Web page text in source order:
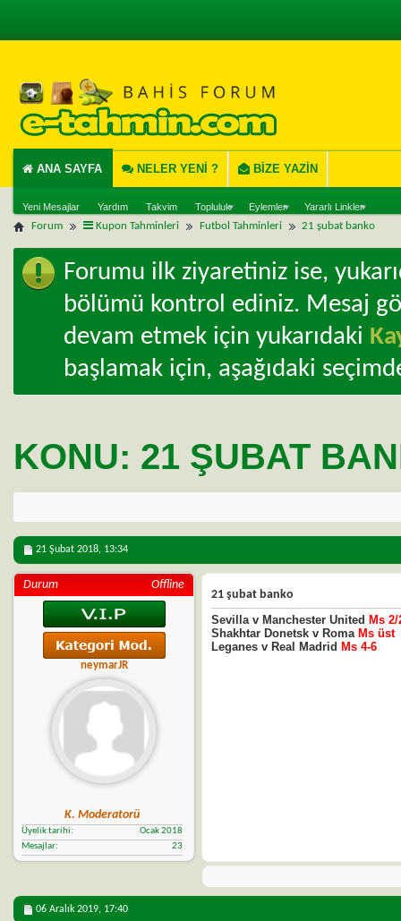
ANA SAYFA
Yeni Mesajlar Yardım Takvim Topluluk Eylemler Yararlı Linkler
NELER YENI ? BIZE YAZIN
Forum Kupon Tahminleri Futbol Tahminleri 21 şubat banko
Forumu ilk ziyaretiniz ise,
bölümü kontrol ediniz. Mesaj
devam etmek için yukarıdaki
başlamak için, aşağıdaki
KONU: 21 ŞUBAT
21 Şubat 2018, 13:34
Durum Offline
neymarJR
K. Moderatorü
Üyelik tarihi
Ocak 2018
Mesajlar
23
21 şubat banko
Sevilla v Manchester United Ms 2/
Shakhtar Donetsk v Roma Ms üst
Leganes v Real Madrid Ms 4-6
06 Aralık 2019, 17:40